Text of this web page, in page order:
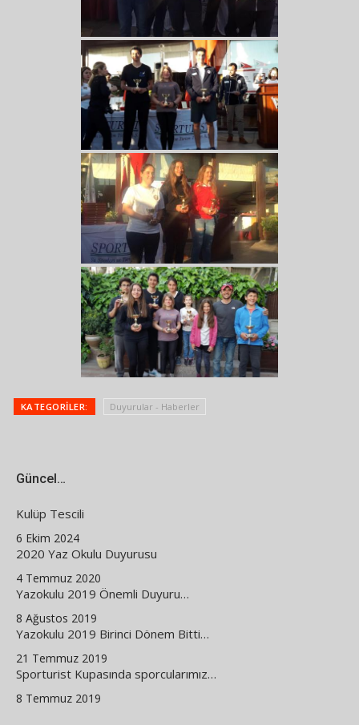
KATEGORILER: Duyurular - Haberler
Güncel…
Kulüp Tescili
6 Ekim 2024
2020 Yaz Okulu Duyurusu
4 Temmuz 2020
Yazokulu 2019 Önemli Duyuru…
8 Ağustos 2019
Yazokulu 2019 Birinci Dönem Bitti…
21 Temmuz 2019
Sporturist Kupasında sporcularımız…
8 Temmuz 2019